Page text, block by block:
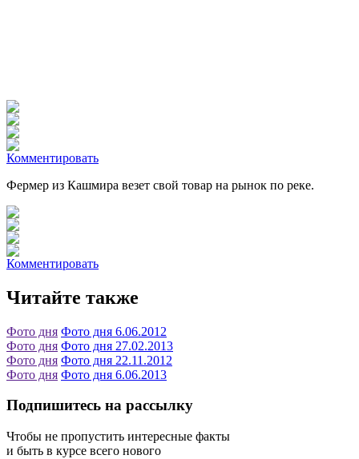
Комментировать
Фермер из Кашмира везет свой товар на рынок по реке.
Комментировать
Читайте также
Фото дня Фото дня 6.06.2012
Фото дня Фото дня 27.02.2013
Фото дня Фото дня 22.11.2012
Фото дня Фото дня 6.06.2013
Подпишитесь на рассылку
Чтобы не пропустить интересные факты
и быть в курсе всего нового